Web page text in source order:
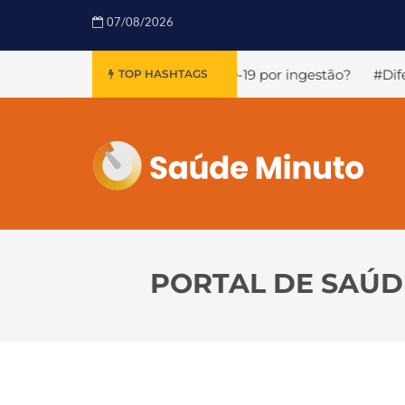
07/08/2026
TOP HASHTAGS
COVID-19 por ingestão? #Diferentes tipos de máscaras
PORTAL DE